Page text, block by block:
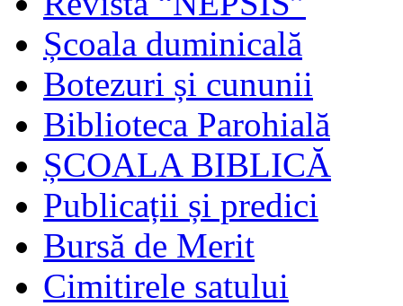
Școala duminicală
Botezuri și cununii
Biblioteca Parohială
ȘCOALA BIBLICĂ
Publicații și predici
Bursă de Merit
Cimitirele satului